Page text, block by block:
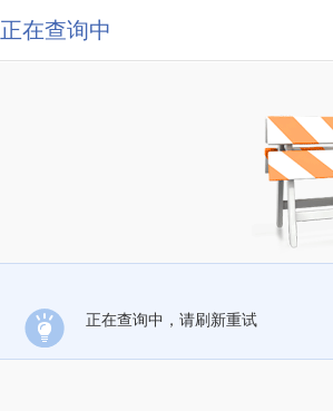
正在查询中
正在查询中，请刷新重试